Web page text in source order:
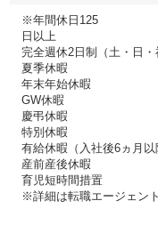
※年間休日125
日以上
完全週休2日制（土・日・
夏季休暇
年末年始休暇
GW休暇
慶弔休暇
特別休暇
有給休暇（入社後6ヵ月以
産前産後休暇
育児短時間措置
※詳細は転職エージェン